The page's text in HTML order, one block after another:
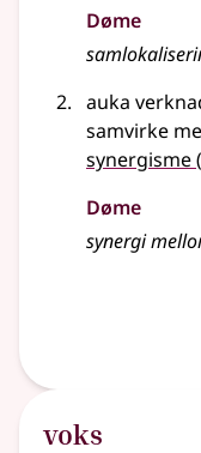
Døme
auka
samvirke
synergisme
Døme
synergi
voks